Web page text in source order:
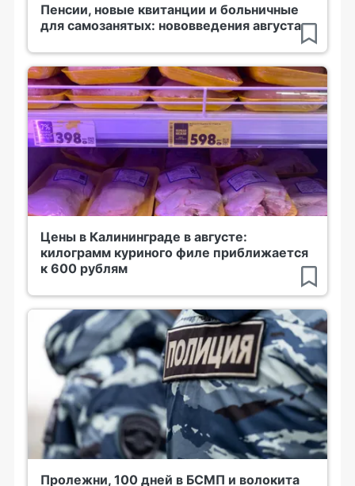
Пенсии, новые квитанции и больничные
для самозанятых: нововведения августа
Цены в Калининграде в августе:
килограмм куриного филе приближается
к 600 рублям
Пролежни, 100 дней в БСМП и волокита